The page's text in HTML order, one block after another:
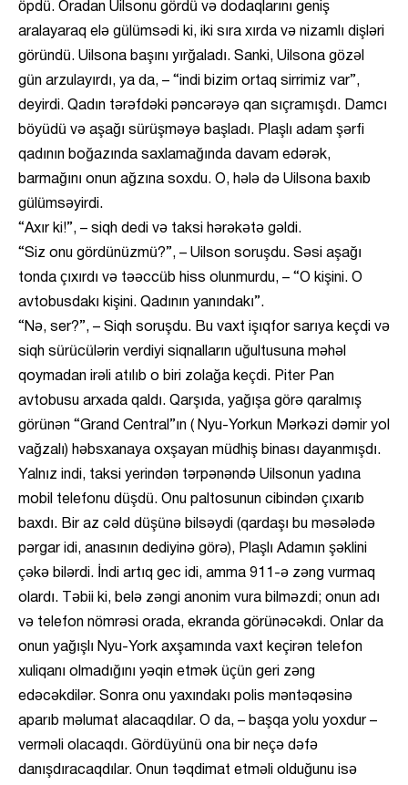
öpdü. Oradan Uilsonu gördü və dodaqlarını geniş
aralayaraq elə gülümsədi ki, iki sıra xırda və nizamlı dişləri
göründü. Uilsona başını yırğaladı. Sanki, Uilsona gözəl
gün arzulayırdı, ya da, – “indi bizim ortaq sirrimiz var”,
deyirdi. Qadın tərəfdəki pəncərəyə qan sıçramışdı. Damcı
böyüdü və aşağı sürüşməyə başladı. Plaşlı adam şərfi
qadının boğazında saxlamağında davam edərək,
barmağını onun ağzına soxdu. O, hələ də Uilsona baxıb
gülümsəyirdi.
“Axır ki!”, – siqh dedi və taksi hərəkətə gəldi.
“Siz onu gördünüzmü?”, – Uilson soruşdu. Səsi aşağı
tonda çıxırdı və təəccüb hiss olunmurdu, – “O kişini. O
avtobusdakı kişini. Qadının yanındakı”.
“Nə, ser?”, – Siqh soruşdu. Bu vaxt işıqfor sarıya keçdi və
siqh sürücülərin verdiyi siqnalların uğultusuna məhəl
qoymadan irəli atılıb o biri zolağa keçdi. Piter Pan
avtobusu arxada qaldı. Qarşıda, yağışa görə qaralmış
görünən “Grand Central”ın ( Nyu-Yorkun Mərkəzi dəmir yol
vağzalı) həbsxanaya oxşayan müdhiş binası dayanmışdı.
Yalnız indi, taksi yerindən tərpənəndə Uilsonun yadına
mobil telefonu düşdü. Onu paltosunun cibindən çıxarıb
baxdı. Bir az cəld düşünə bilsəydi (qardaşı bu məsələdə
pərgar idi, anasının dediyinə görə), Plaşlı Adamın şəklini
çəkə bilərdi. İndi artıq gec idi, amma 911-ə zəng vurmaq
olardı. Təbii ki, belə zəngi anonim vura bilməzdi; onun adı
və telefon nömrəsi orada, ekranda görünəcəkdi. Onlar da
onun yağışlı Nyu-York axşamında vaxt keçirən telefon
xuliqanı olmadığını yəqin etmək üçün geri zəng
edəcəkdilər. Sonra onu yaxındakı polis məntəqəsinə
aparıb məlumat alacaqdılar. O da, – başqa yolu yoxdur –
verməli olacaqdı. Gördüyünü ona bir neçə dəfə
danışdıracaqdılar. Onun təqdimat etməli olduğunu isə